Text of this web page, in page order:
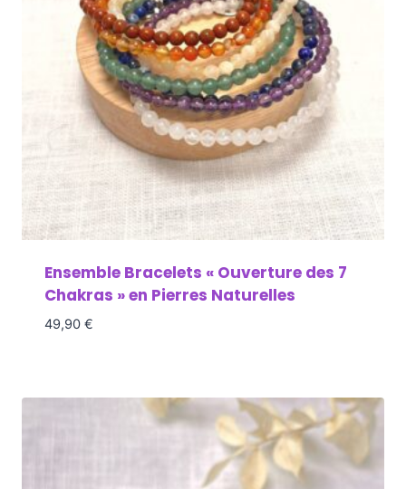
Ensemble Bracelets « Ouverture des 7
Chakras » en Pierres Naturelles
49,90 €